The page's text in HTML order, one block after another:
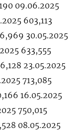
09.06.2025
603,113
30.05.2025
633,555
23.05.2025
713,085
16.05.2025
750,015
08.05.2025